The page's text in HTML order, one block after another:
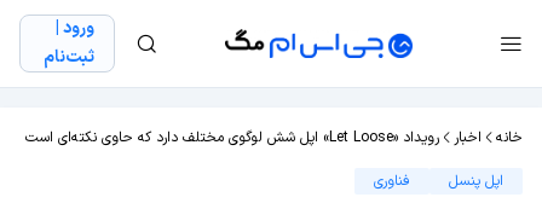
ورود |
ثبت‌نام
خانه اخبار
رویداد «Let Loose» اپل شش لوگوی مختلف دارد که حاوی نکته‌ای است
اپل پنسل
فناوری